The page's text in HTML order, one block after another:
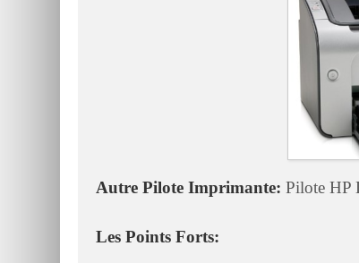
Autre Pilote Imprimante: Pilote HP
Les Points Forts: